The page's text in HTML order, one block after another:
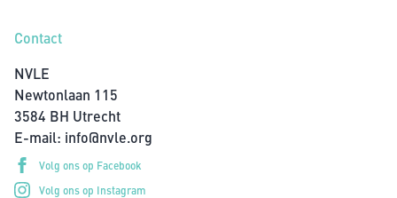
Contact
NVLE
Newtonlaan 115
3584 BH Utrecht
E-mail: info@nvle.org
Volg ons op Facebook
Volg ons op Instagram